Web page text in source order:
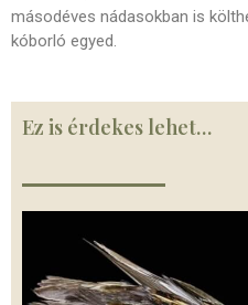
másodéves nádasokban is
kóborló egyed.
Ez is érdekes lehet…